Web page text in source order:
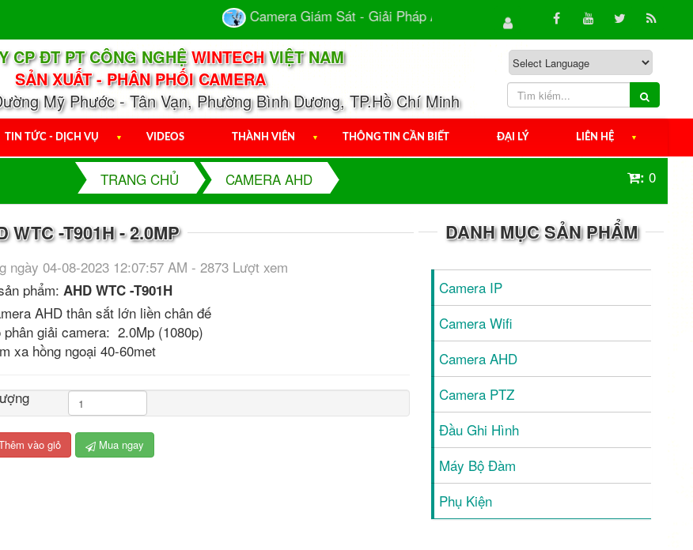
Camera Giám Sát - Giải Pháp An Ninh Hiệu Quả Cho Gia Đình & Doanh...
CP ĐT PT CÔNG NGHỆWINTECHVIỆT NAM
SẢN XUẤT - PHÂN PHỐI CAMERA
Mỹ Phước - Tân Vạn, Phường Bình Dương, TP.Hồ Chí Minh
TIN TỨC - DỊCH VỤ ▼ VIDEOS THÀNH VIÊN ▼ THÔNG TIN CẦN BIẾT ĐẠI LÝ LIÊN HỆ ▼
TRANG CHỦ CAMERA AHD : 0
WTC -T901H - 2.0MP
ngày 04-08-2023 12:07:57 AM - 2873 Lượt xem
phẩm:AHD WTC -T901H
AHD thân sắt lớn liền chân đế
giải camera: 2.0Mp (1080p)
xa hồng ngoại 40-60met
vào giỏ Mua ngay
DANH MỤC SẢN PHẨM
Camera IP
Camera Wifi
Camera AHD
Camera PTZ
Đầu Ghi Hình
Máy Bộ Đàm
Phụ Kiện